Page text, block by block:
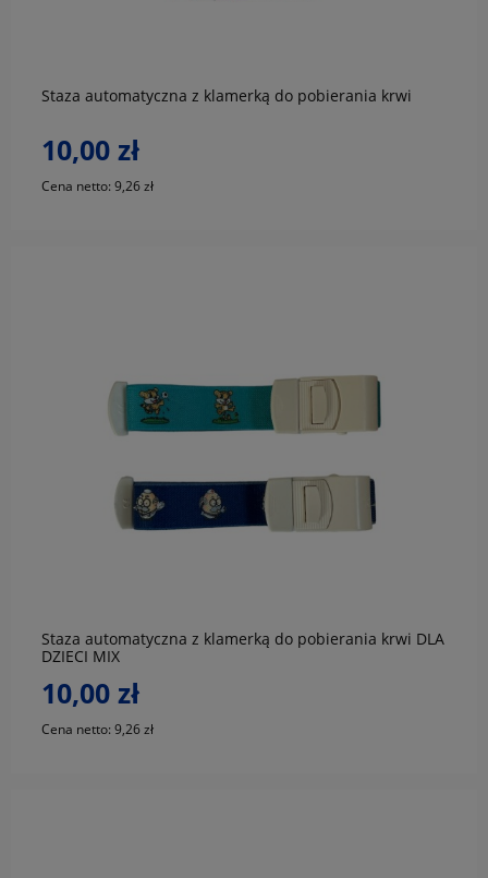
Staza automatyczna z klamerką do pobierania krwi
10,00 zł
Cena netto: 9,26 zł
Staza automatyczna z klamerką do pobierania krwi DLA
DZIECI MIX
10,00 zł
Cena netto: 9,26 zł